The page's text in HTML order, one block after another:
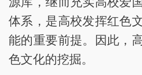
体系，是高校发挥红色
能的重要前提。因此，
色文化的挖掘。